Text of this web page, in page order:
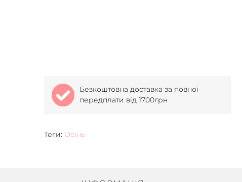
Безкоштовна доставка за повної
передплати від 1700грн
Теги: Осінь